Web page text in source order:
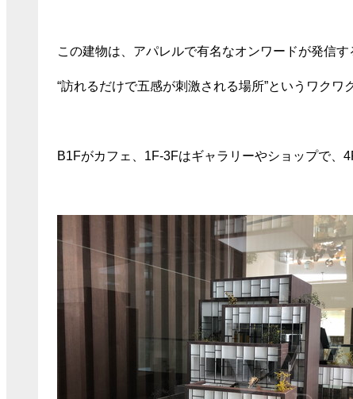
この建物は、アパレルで有名なオンワードが発信
“訪れるだけで五感が刺激される場所”というワクワ
B1Fがカフェ、1F-3Fはギャラリーやショップで、